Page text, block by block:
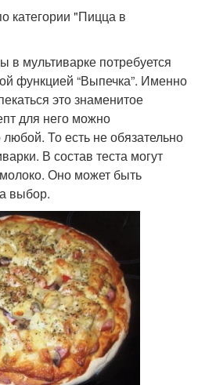
категории "Пицца в
в мультиварке потребуется
функцией “Выпечка”. Именно
это знаменитое
для него можно
То есть не обязательно
В состав теста могут
Оно может быть
выбор.